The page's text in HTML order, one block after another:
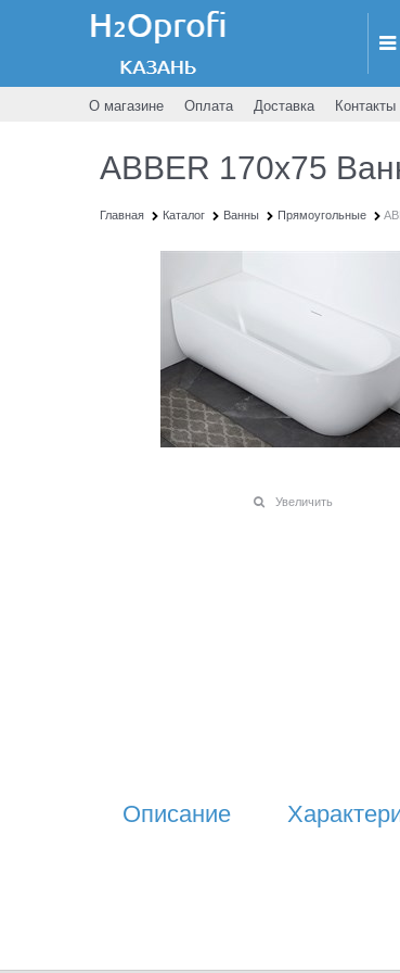
О магазине Оплата Доставка Контакты
ABBER 170x75
Главная Каталог Ванны Прямоугольные
Увеличить
Описание